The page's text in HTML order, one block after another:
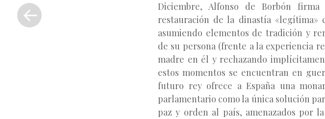
Diciembre, Alfonso de Borbón
restauración de la dinastía «legítima»
asumiendo elementos de tradición y
de su persona (frente a la experiencia
madre en él y rechazando
estos momentos se encuentran en
futuro rey ofrece a España una
parlamentario como la única solución
paz y orden al país, amenazados por
Entrada
anterior